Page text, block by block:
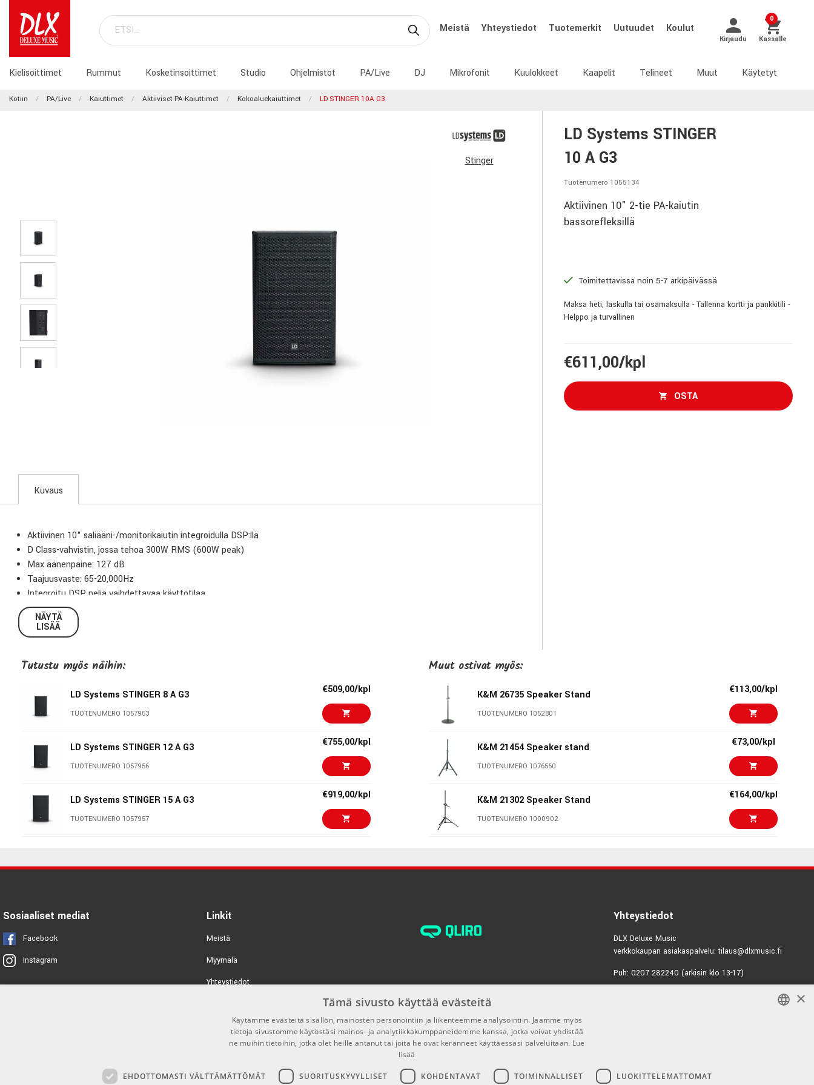
Meistä Yhteystiedot Tuotemerkit Uutuudet Koulut
Kirjaudu
0
Kassalle
Kielisoittimet Rummut Kosketinsoittimet Studio Ohjelmistot PA/Live DJ Mikrofonit Kuulokkeet Kaapelit Telineet Muut Käytetyt
Kotiin PA/Live Kaiuttimet Aktiiviset PA-Kaiuttimet Kokoaluekaiuttimet LD STINGER 10A G3
Stinger
LD Systems STINGER
10 A G3
Tuotenumero 1055134
Aktiivinen 10" 2-tie PA-kaiutin
bassorefleksillä
Toimitettavissa noin 5-7 arkipäivässä
Maksa heti, laskulla tai osamaksulla - Tallenna kortti ja pankkitili -
Helppo ja turvallinen
€611,00/kpl
OSTA
Kuvaus
Aktiivinen 10" saliääni-/monitorikaiutin integroidulla DSP:llä
D Class-vahvistin, jossa tehoa 300W RMS (600W peak)
Max äänenpaine: 127 dB
Taajuusvaste: 65-20,000Hz
Integroitu DSP, neljä vaihdettavaa käyttötilaa
Liitinpaneeli, jossa 2 x Mikrofoni/linjatuloa sekä 1x XLR-lähtö
Telineadapteri ja M10-ripustuspisteet
Mitat: L32.5 x K52.7 x S31.8cm
NÄYTÄ
LISÄÄ
Tutustu myös näihin:
LD Systems STINGER 8 A G3
TUOTENUMERO 1057953
€509,00/kpl
LD Systems STINGER 12 A G3
TUOTENUMERO 1057956
€755,00/kpl
LD Systems STINGER 15 A G3
TUOTENUMERO 1057957
€919,00/kpl
TUOTENUMERO 1083207
€459,00/kpl
TUOTENUMERO 1071761
Muut ostivat myös:
K&M 26735 Speaker Stand
TUOTENUMERO 1052801
€113,00/kpl
K&M 21454 Speaker stand
TUOTENUMERO 1076560
€73,00/kpl
K&M 21302 Speaker Stand
TUOTENUMERO 1000902
€164,00/kpl
TUOTENUMERO 1005917
TUOTENUMERO 1000915
€70,00/kpl
TUOTENUMERO 1000901
TUOTENUMERO 1062065
Sosiaaliset mediat
Facebook
Instagram
Linkit
Meistä
Myymälä
Yhteystiedot
Toimitusehdot
Yhteystiedot
DLX Deluxe Music
verkkokaupan asiakaspalvelu: tilaus@dlxmusic.fi
Puh: 0207 282240 (arkisin klo 13-17)
×
Tämä sivusto käyttää evästeitä
Käytämme evästeitä sisällön, mainosten personointiin ja liikenteemme analysointiin. Jaamme myös
tietoja sivustomme käytöstäsi mainos- ja analytiikkakumppaneidemme kanssa, jotka voivat yhdistää
ne muihin tietoihin, jotka olet heille antanut tai joita he ovat keränneet käyttäessäsi palveluitaan. Lue
lisää
EHDOTTOMASTI VÄLTTÄMÄTTÖMÄT SUORITUSKYVYLLISET KOHDENTAVAT TOIMINNALLISET LUOKITTELEMATTOMAT